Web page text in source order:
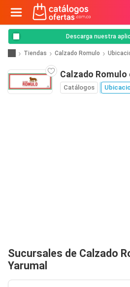
Descarga nuestra
Tiendas Calzado Romulo
Calzado Romulo
Catálogos
Sucursales de Calzado
Yarumal